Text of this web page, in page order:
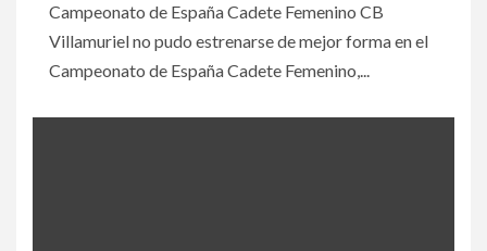
Campeonato de España Cadete Femenino CB
Villamuriel no pudo estrenarse de mejor forma en el
Campeonato de España Cadete Femenino,...